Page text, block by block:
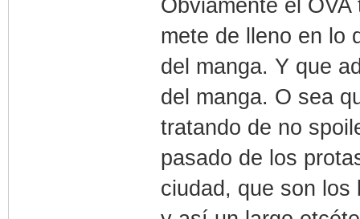
Obviamente el
mete de lleno en lo
del manga. Y que
del manga. O sea
tratando de no
pasado de los
ciudad, que son los